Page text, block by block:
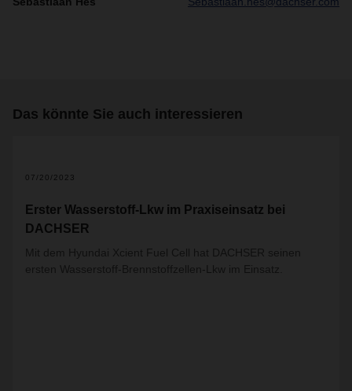
Das könnte Sie auch interessieren
07/20/2023
Erster Wasserstoff-Lkw im Praxiseinsatz bei
DACHSER
Mit dem Hyundai Xcient Fuel Cell hat DACHSER seinen
ersten Wasserstoff-Brennstoffzellen-Lkw im Einsatz.